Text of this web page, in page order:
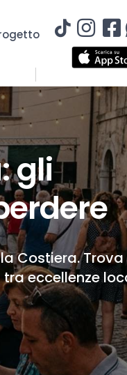
gli
Costiera. Trova
eccellenze